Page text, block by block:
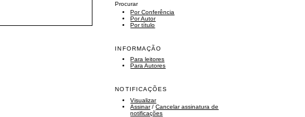
Procurar
Por Conferência
Por Autor
Por título
INFORMAÇÃO
Para leitores
Para Autores
NOTIFICAÇÕES
Visualizar
Assinar/Cancelar assinatura de
notificações